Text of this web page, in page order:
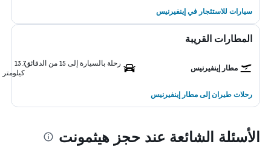
سيارات للاستئجار في إينفيرنيس
المطارات القريبة
مطار إينفيرنيس
رحلة بالسيارة إلى 15 من الدقائق
13.7
كيلومتر
رحلات طيران إلى مطار إينفيرنيس
الأسئلة الشائعة عند حجز هيثمونت